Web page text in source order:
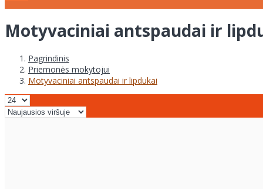
Motyvaciniai antspaudai ir
Pagrindinis
Priemonės mokytojui
Motyvaciniai antspaudai ir lipdukai